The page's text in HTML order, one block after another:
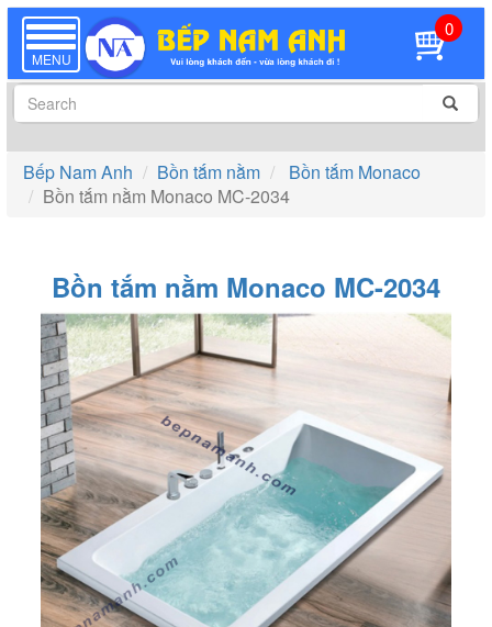
TOGGLE
NAVIGATION
MENU
0
Bếp Nam Anh Bồn tắm nằm
Bồn tắm Monaco
Bồn tắm nằm Monaco MC-2034
Bồn tắm nằm Monaco MC-2034